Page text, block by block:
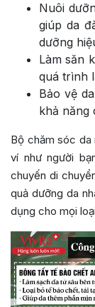
Nuôi
giúp da
dưỡng
Làm săn
quá trình
Bảo vệ
khả năng
Bộ chăm sóc
ví như người
chuyến di
quả dưỡng da
dụng cho mọi